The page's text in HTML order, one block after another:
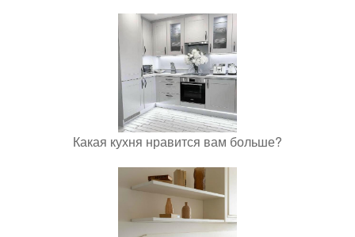
Какая кухня нравится вам больше?